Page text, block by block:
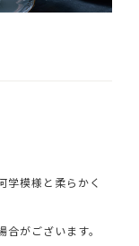
学模様と柔らかく
がございます。